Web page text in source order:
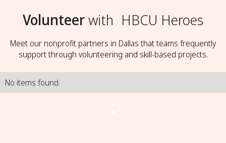
Volunteerwith HBCU Heroes
Meet our nonprofit partners in Dallas that teams frequently
support through volunteering and skill-based projects.
No items found.